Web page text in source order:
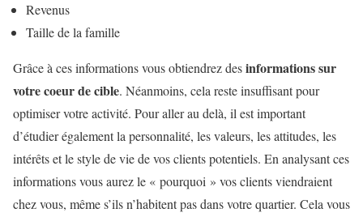
Revenus
Taille de la famille
Grâce à ces informations vous obtiendrez desinformations sur
votre coeur de cible. Néanmoins, cela reste insuffisant pour
optimiser votre activité. Pour aller au delà, il est important
d’étudier également la personnalité, les valeurs, les attitudes, les
intérêts et le style de vie de vos clients potentiels. En analysant ces
informations vous aurez le « pourquoi » vos clients viendraient
chez vous, même s’ils n’habitent pas dans votre quartier. Cela vous